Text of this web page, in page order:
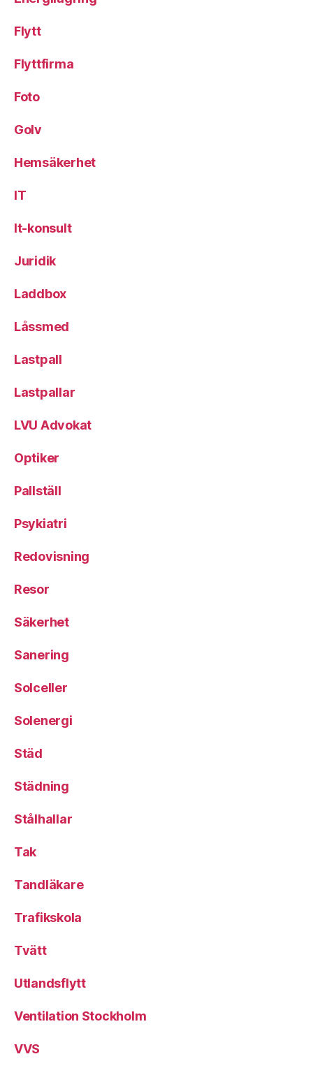
Flytt
Flyttfirma
Foto
Golv
Hemsäkerhet
IT
It-konsult
Juridik
Laddbox
Låssmed
Lastpall
Lastpallar
LVU Advokat
Optiker
Pallställ
Psykiatri
Redovisning
Resor
Säkerhet
Sanering
Solceller
Solenergi
Städ
Städning
Stålhallar
Tak
Tandläkare
Trafikskola
Tvätt
Utlandsflytt
Ventilation Stockholm
VVS